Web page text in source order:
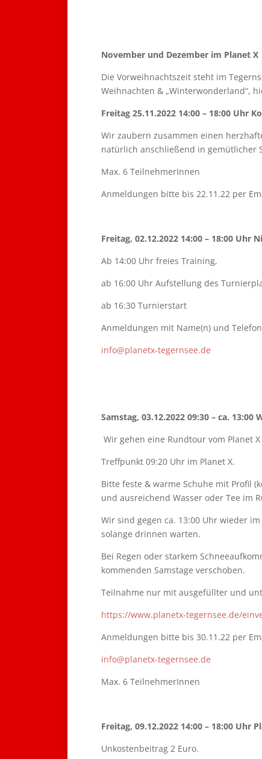
November und Dezember im Planet X
Die Vorweihnachtszeit steht im
Weihnachten & „Winterwonderland“,
Freitag 25.11.2022 14:00 – 18:00 Uhr
Wir zaubern zusammen einen
natürlich anschließend in gemütlicher
Max. 6 TeilnehmerInnen
Anmeldungen bitte bis 22.11.22 per
Freitag, 02.12.2022 14:00 – 18:00 Uhr
Ab 14:00 Uhr freies Training,
ab 16:00 Uhr Aufstellung des
ab 16:30 Turnierstart
Anmeldungen mit Name(n) und
info@planetx-tegernsee.de
Samstag, 03.12.2022 09:30 – ca.
Wir gehen eine Rundtour vom Planet
Treffpunkt 09:20 Uhr im Planet X.
Bitte feste & warme Schuhe mit Profil
und ausreichend Wasser oder Tee im
Wir sind gegen ca. 13:00 Uhr wieder
solange drinnen warten.
Bei Regen oder starkem
kommenden Samstage verschoben.
Teilnahme nur mit ausgefüllter und
https://www.planetx-tegernsee.de/
Anmeldungen bitte bis 30.11.22 per
info@planetx-tegernsee.de
Max. 6 TeilnehmerInnen
Freitag, 09.12.2022 14:00 – 18:00 Uhr
Unkostenbeitrag 2 Euro.